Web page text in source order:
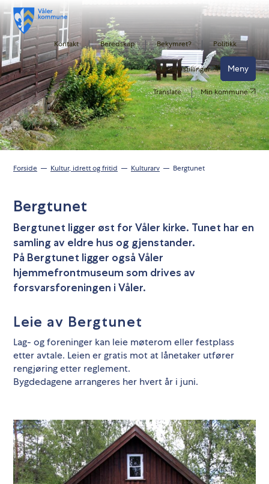
Kontakt Beredskap Bekymret? Politikk
Ledige stillinger Meny
Translate Min kommune
Forside Kultur, idrett og fritid Kulturarv Bergtunet
Bergtunet
Bergtunet ligger øst for Våler kirke. Tunet har en
samling av eldre hus og gjenstander.
På Bergtunet ligger også Våler
hjemmefrontmuseum som drives av
forsvarsforeningen i Våler.
Leie av Bergtunet
Lag- og foreninger kan leie møterom eller festplass
etter avtale. Leien er gratis mot at lånetaker utfører
rengjøring etter reglement.
Bygdedagene arrangeres her hvert år i juni.